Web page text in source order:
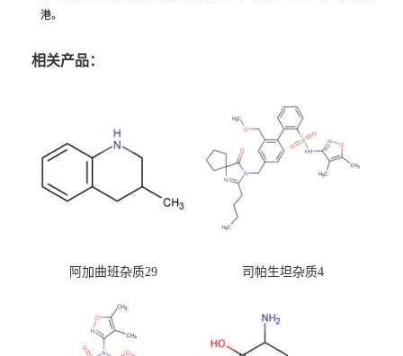
港。
相关产品：
阿加曲班杂质29 司帕生坦杂质4